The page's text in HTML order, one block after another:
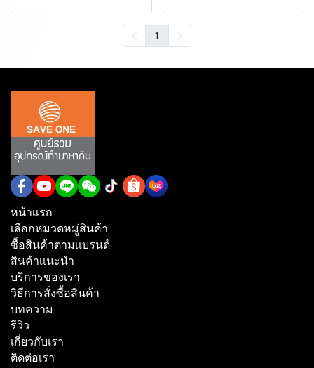
1
หน้าเเรก
เลือกหมวดหมู่สินค้า
ซื้อสินค้าตามเเบรนด์
สินค้าเเนะนำ
บริการของเรา
วิธีการสั่งซื้อสินค้า
บทความ
รีวิว
เกี่ยวกับเรา
ติดต่อเรา